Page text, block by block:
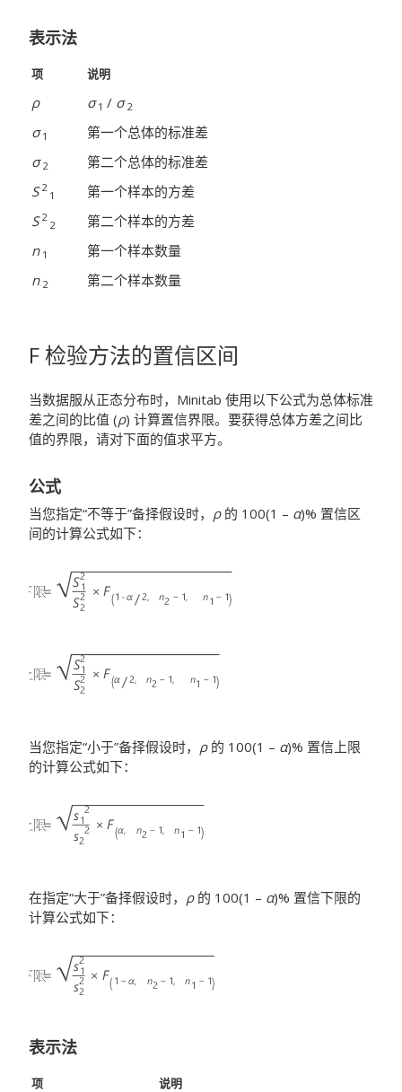
表示法
项 说明
ρ σ 1 / σ 2
σ 1
第一个总体的标准差
σ 2
第二个总体的标准差
S 2
1
第一个样本的方差
S 2
2
第二个样本的方差
n 1
第一个样本数量
n 2 第二个样本数量
F 检验方法的置信区间
当数据服从正态分布时，Minitab 使用以下公式为总体标准
差之间的比值 (ρ) 计算置信界限。要获得总体方差之间比
值的界限，请对下面的值求平方。
公式
当您指定“不等于”备择假设时， ρ的 100(1 – α)% 置信区
间的计算公式如下：
当您指定“小于”备择假设时， ρ的 100(1 – α)% 置信上限
的计算公式如下：
在指定“大于”备择假设时， ρ的 100(1 – α)% 置信下限的
计算公式如下：
表示法
项 说明